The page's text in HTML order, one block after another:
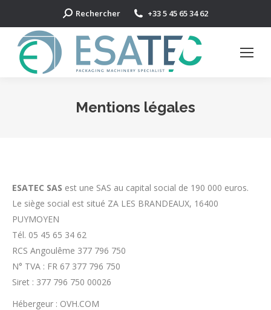
Search:
Rechercher +33 5 45 65 34 62
Mentions légales
ESATEC SAS est une SAS au capital social de 190 000 euros.
Le siège social est situé ZA LES BRANDEAUX, 16400
PUYMOYEN
Tél. 05 45 65 34 62
RCS Angoulême 377 796 750
N° TVA : FR 67 377 796 750
Siret : 377 796 750 00026
Hébergeur : OVH.COM